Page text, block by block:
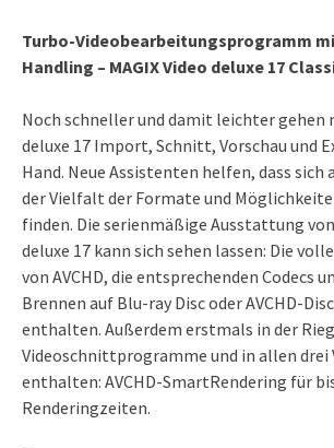
Turbo-Videobearbeitungsprogramm
Handling – MAGIX Video deluxe 17
Noch schneller und damit leichter gehen
deluxe 17 Import, Schnitt, Vorschau und
Hand. Neue Assistenten helfen, dass sich
der Vielfalt der Formate und
finden. Die serienmäßige Ausstattung von
deluxe 17 kann sich sehen lassen: Die
von AVCHD, die entsprechenden Codecs
Brennen auf Blu-ray Disc oder AVCHD-
enthalten. Außerdem erstmals in der
Videoschnittprogramme und in allen drei
enthalten: AVCHD-SmartRendering für
Renderingzeiten.